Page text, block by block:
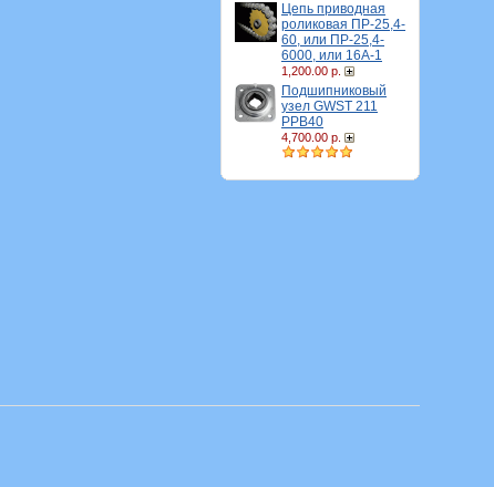
Цепь приводная
роликовая ПР-25,4-
60, или ПР-25,4-
6000, или 16A-1
1,200.00 р.
Подшипниковый
узел GWST 211
PPB40
4,700.00 р.